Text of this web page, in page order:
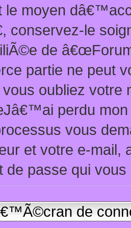
le moyen
conservez-le
de
partie ne peut
oubliez votre
perdu mon
vous
et votre e-mail,
de passe qui
de